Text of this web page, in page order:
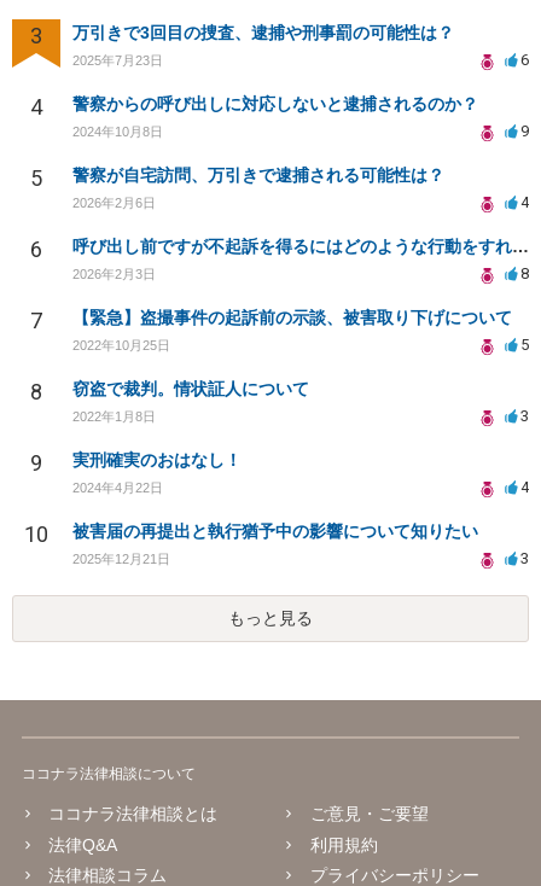
3 万引きで3回目の捜査、逮捕や刑事罰の可能性は？
2025年7月23日 6
4 警察からの呼び出しに対応しないと逮捕されるのか？
2024年10月8日 9
5 警察が自宅訪問、万引きで逮捕される可能性は？
2026年2月6日 4
6 呼び出し前ですが不起訴を得るにはどのような行動をすればよいか。反省文と再犯防止のルールを決めた上申書
2026年2月3日 8
7 【緊急】盗撮事件の起訴前の示談、被害取り下げについて
2022年10月25日 5
8 窃盗で裁判。情状証人について
2022年1月8日 3
9 実刑確実のおはなし！
2024年4月22日 4
10 被害届の再提出と執行猶予中の影響について知りたい
2025年12月21日 3
もっと見る
ココナラ法律相談について
ココナラ法律相談とは
法律Q&A
法律相談コラム
ご意見・ご要望
利用規約
プライバシーポリシー